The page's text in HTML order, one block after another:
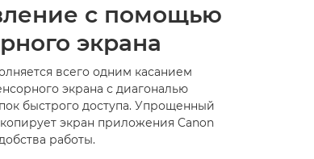
с помощью
экрана
всего одним касанием
экрана с диагональю
быстрого доступа. Упрощенный
экран приложения Canon
работы.